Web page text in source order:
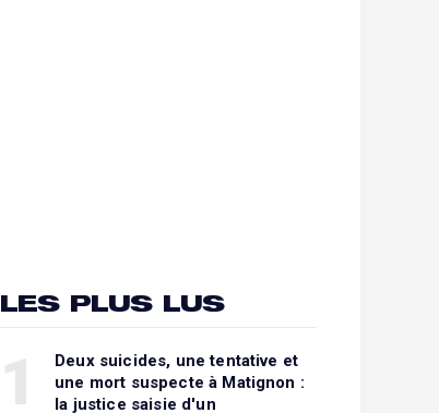
LES PLUS LUS
Deux suicides, une tentative et
une mort suspecte à Matignon :
la justice saisie d'un